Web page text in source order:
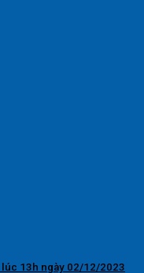
13h ngày 02/12/2023